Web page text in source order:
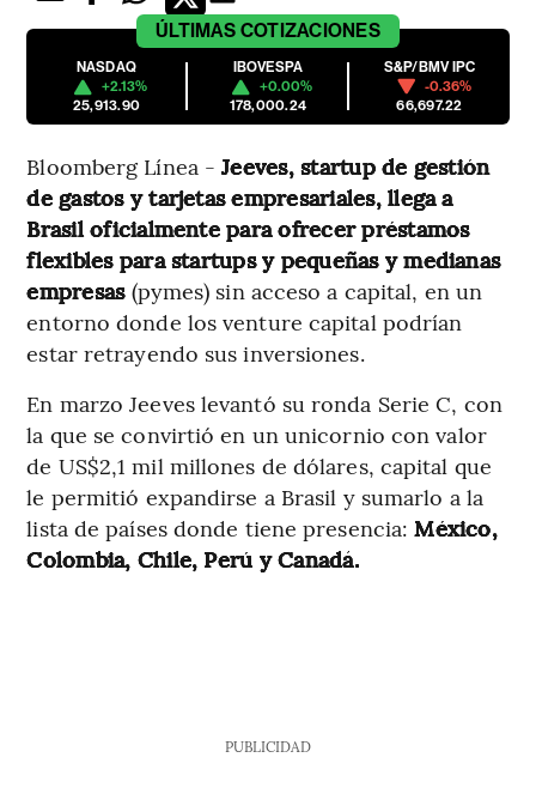
ÚLTIMAS COTIZACIONES
NASDAQ
+2.13%
25,913.90
IBOVESPA
+0.00%
178,000.24
S&P/BMV IPC
-0.36%
66,697.22
Bloomberg Línea -Jeeves, startup de gestión
de gastos y tarjetas empresariales, llega a
Brasil oficialmente para ofrecer préstamos
flexibles para startups y pequeñas y medianas
empresas (pymes) sin acceso a capital, en un
entorno donde los venture capital podrían
estar retrayendo sus inversiones.
En marzo Jeeves levantó su ronda Serie C, con
la que se convirtió en un unicornio con valor
de US$2,1 mil millones de dólares, capital que
le permitió expandirse a Brasil y sumarlo a la
lista de países donde tiene presencia:México,
Colombia, Chile, Perú y Canadá.
PUBLICIDAD